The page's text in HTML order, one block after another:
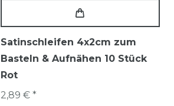
Satinschleifen 4x2cm zum
Basteln & Aufnähen 10 Stück
Rot
2,89 € *